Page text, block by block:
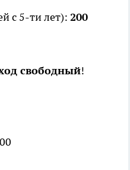
с 5-ти лет): 200
свободный!